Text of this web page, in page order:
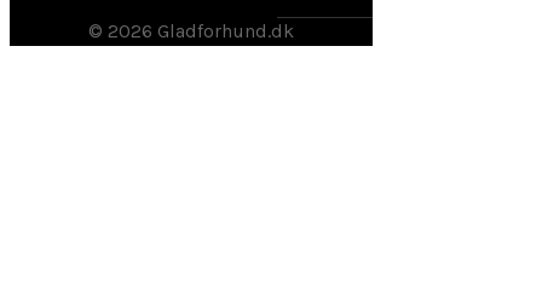
© 2026 Gladforhund.dk